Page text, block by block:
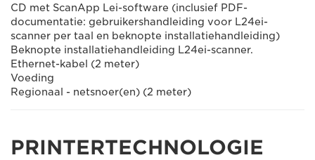
CD met ScanApp Lei-software (inclusief PDF-
documentatie: gebruikershandleiding voor L24ei-
scanner per taal en beknopte installatiehandleiding)
Beknopte installatiehandleiding L24ei-scanner.
Ethernet-kabel (2 meter)
Voeding
Regionaal - netsnoer(en) (2 meter)
PRINTERTECHNOLOGIE